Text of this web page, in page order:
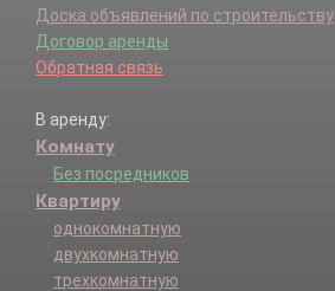
Доска объявлений по строительству
Договор аренды
Обратная связь
В аренду:
Комнату
Без посредников
Квартиру
однокомнатную
двухкомнатную
трехкомнатную